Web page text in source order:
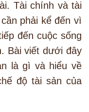
Tài chính và tài
phải kể đến vì
đến cuộc sống
Bài viết dưới đây
là gì và hiểu về
độ tài sản của